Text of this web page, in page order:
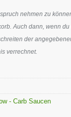
nehmen zu
Auch dann, wenn
der
verrechnet.
- Carb Saucen